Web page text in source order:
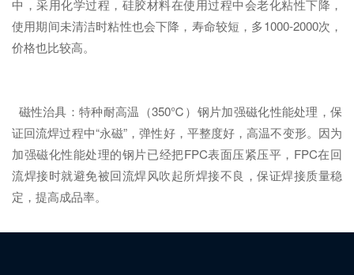
中，采用化学过程，硅胶材料在使用过程中会老化粘性下降，
使用期间未清洁时粘性也会下降，寿命较短，多1000-2000次，
价格也比较高。
磁性治具：特种耐高温（350℃）钢片加强磁化性能处理，保
证回流焊过程中“永磁”，弹性好，平整度好，高温不变形。因为
加强磁化性能处理的钢片已经把FPC表面压紧压平，FPC在回
流焊接时就避免被回流焊风吹起所焊接不良，保证焊接质量稳
定，提高成品率。